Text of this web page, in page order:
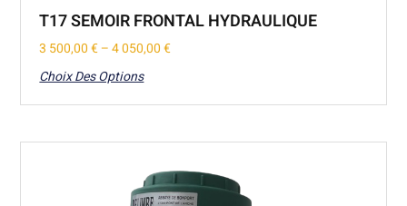
T17 SEMOIR FRONTAL HYDRAULIQUE
3 500,00€–4 050,00€
Choix Des Options